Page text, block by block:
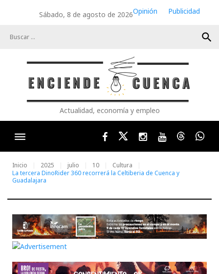
Sábado, 8 de agosto de 2026Opinión
Publicidad
search
Actualidad, economía y empleo
FacebookTwitterInstagram
YoutubeThreads
Inicio 2025 julio 10
Cultura
La tercera DinoRider 360 recorrerá la Celtiberia de Cuenca y
Guadalajara